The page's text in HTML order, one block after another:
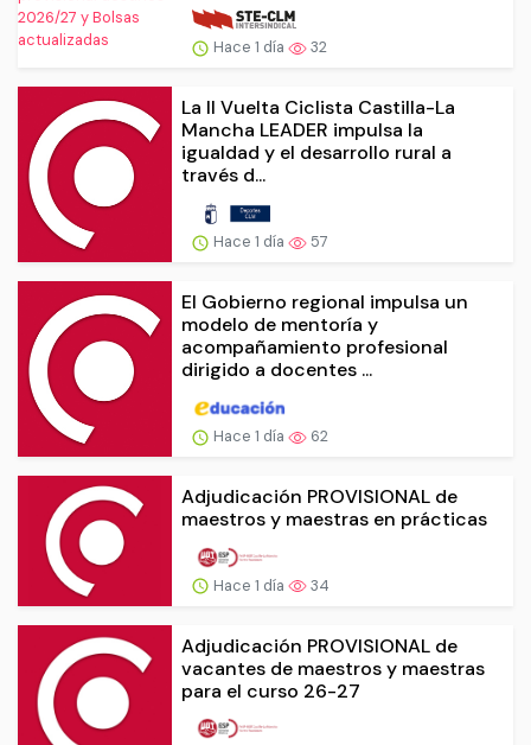
Hace 1 día 32
La II Vuelta Ciclista Castilla-La
Mancha LEADER impulsa la
igualdad y el desarrollo rural a
través d...
Hace 1 día 57
El Gobierno regional impulsa un
modelo de mentoría y
acompañamiento profesional
dirigido a docentes ...
Hace 1 día 62
Adjudicación PROVISIONAL de
maestros y maestras en prácticas
Hace 1 día 34
Adjudicación PROVISIONAL de
vacantes de maestros y maestras
para el curso 26-27